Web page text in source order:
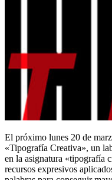
El próximo lunes 20 de
«Tipografía Creativa», un
en la asignatura «tipografía
recursos expresivos